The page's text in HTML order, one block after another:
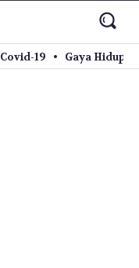
Covid-19 Gaya Hidup